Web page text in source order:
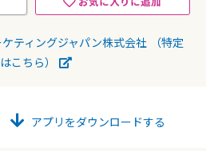
ティングジャパン株式会社
（特定
こちら）
アプリをダウンロードする